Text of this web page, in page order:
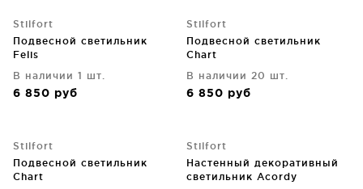
Stilfort
Подвесной светильник
Felis
В наличии 1 шт.
6 850 руб
Stilfort
Подвесной светильник
Chart
В наличии 20 шт.
6 850 руб
Stilfort
Подвесной светильник
Chart
Stilfort
Настенный декоративный
светильник Acordy